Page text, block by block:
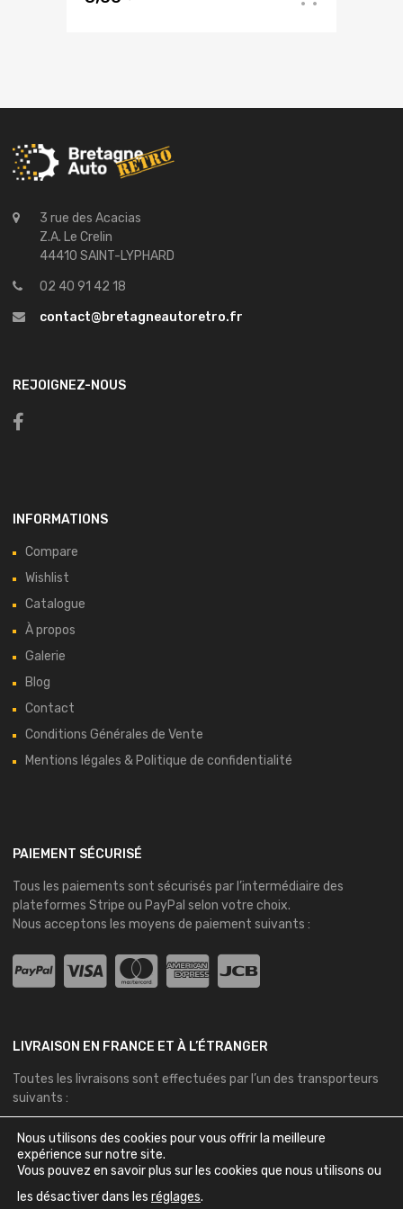
3 rue des Acacias
Z.A. Le Crelin
44410 SAINT-LYPHARD
02 40 91 42 18
contact@bretagneautoretro.fr
REJOIGNEZ-NOUS
INFORMATIONS
Compare
Wishlist
Catalogue
À propos
Galerie
Blog
Contact
Conditions Générales de Vente
Mentions légales & Politique de confidentialité
PAIEMENT SÉCURISÉ
Tous les paiements sont sécurisés par l’intermédiaire des
plateformes Stripe ou PayPal selon votre choix.
Nous acceptons les moyens de paiement suivants :
LIVRAISON EN FRANCE ET À L’ÉTRANGER
Toutes les livraisons sont effectuées par l’un des transporteurs
suivants :
Nous utilisons des cookies pour vous offrir la meilleure
expérience sur notre site.
Vous pouvez en savoir plus sur les cookies que nous utilisons ou
les désactiver dans les réglages.